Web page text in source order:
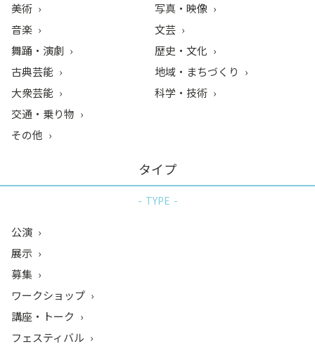
美術
音楽
舞踊・演劇
古典芸能
大衆芸能
写真・映像
文芸
歴史・文化
地域・まちづくり
科学・技術
交通・乗り物
その他
タイプ
TYPE
公演
展示
募集
ワークショップ
講座・トーク
フェスティバル